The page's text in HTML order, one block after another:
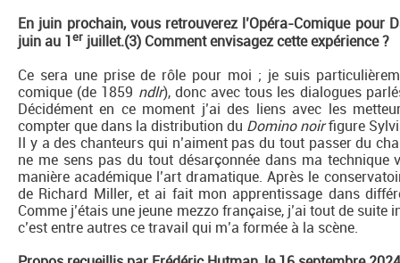
En juin prochain, vous retrouverez l’Opéra-Comique pour
juin au 1er juillet.(3) Comment envisagez cette expérience ?
Ce sera une prise de rôle pour moi ; je suis
comique (de 1859 ndlr), donc avec tous les dialogues
Décidément en ce moment j’ai des liens avec les
compter que dans la distribution du Domino noirfigure
Il y a des chanteurs qui n’aiment pas du tout passer du
ne me sens pas du tout désarçonnée dans ma technique
manière académique l’art dramatique. Après le
de Richard Miller, et ai fait mon apprentissage dans
Comme j’étais une jeune mezzo française, j’ai tout de
c’est entre autres ce travail qui m’a formée à la scène.